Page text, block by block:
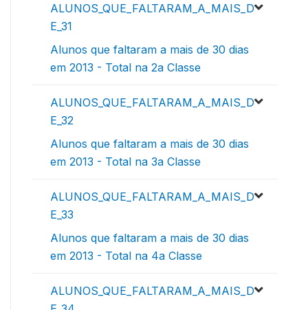
ALUNOS_QUE_FALTARAM_A_MAIS_D
E_31
Alunos que faltaram a mais de 30 dias
em 2013 - Total na 2a Classe
ALUNOS_QUE_FALTARAM_A_MAIS_D
E_32
Alunos que faltaram a mais de 30 dias
em 2013 - Total na 3a Classe
ALUNOS_QUE_FALTARAM_A_MAIS_D
E_33
Alunos que faltaram a mais de 30 dias
em 2013 - Total na 4a Classe
ALUNOS_QUE_FALTARAM_A_MAIS_D